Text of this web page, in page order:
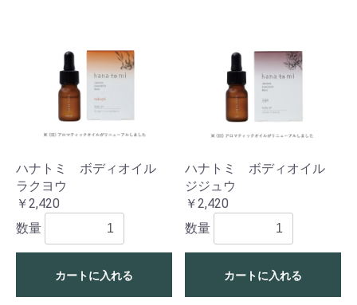
ハナトミ ボディオイル
ラクヨウ
￥2,420
数量
カートに入れる
ハナトミ ボディオイル
ジジュウ
￥2,420
数量
カートに入れる